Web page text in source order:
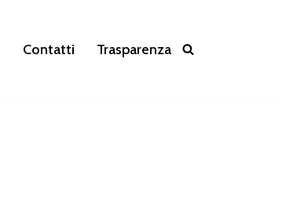
Contatti Trasparenza